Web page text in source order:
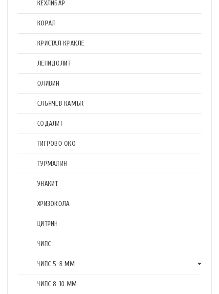
КЕХЛИБАР
КОРАЛ
КРИСТАЛ КРАКЛЕ
ЛЕПИДОЛИТ
ОЛИВИН
СЛЪНЧЕВ КАМЪК
СОДАЛИТ
ТИГРОВО ОКО
ТУРМАЛИН
УНАКИТ
ХРИЗОКОЛА
ЦИТРИН
ЧИПС
ЧИПС 5-8 ММ
ЧИПС 8-10 ММ